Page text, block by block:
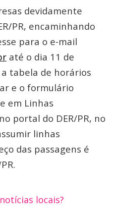
devidamente
PR, encaminhando
para o e-mail
até o dia 11 de
tabela de horários
e o formulário
em Linhas
portal do DER/PR, no
linhas
das passagens é
locais?